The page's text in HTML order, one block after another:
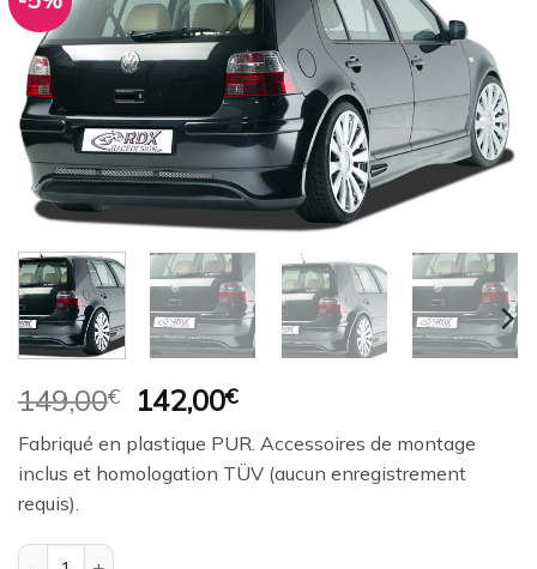
à la
wishlist
149,00€
Le
prix
initial
était :
142,00€Le
prix
actuel
est :
Fabriqué en plastique PUR. Accessoires de montage
inclus et homologation TÜV (aucun enregistrement
requis).
quantité de Diffuseur / Ajout de pare-chocs arrière RDX pour VW